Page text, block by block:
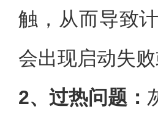
触，从而导致
会出现启动失
2、过热问题：